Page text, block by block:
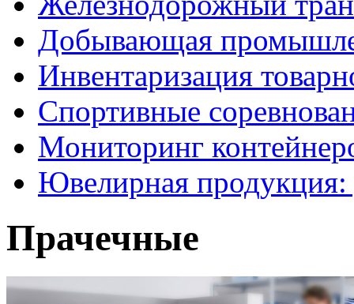
Добывающая
Инвентаризация
Спортивные
Мониторинг
Ювелирная продукция:
Прачечные